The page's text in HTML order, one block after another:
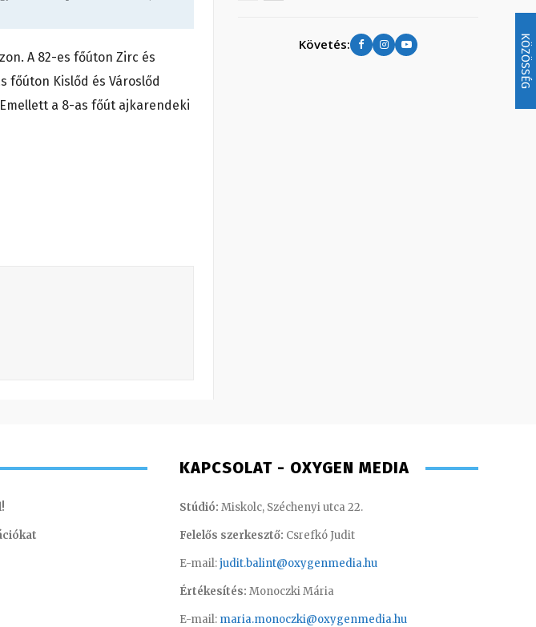
KÖZÖSSÉG
A 82-es főúton Zirc és
főúton Kislőd és Városlőd
a 8-as főút ajkarendeki
Követés:
KAPCSOLAT - OXYGEN MEDIA
Stúdió: Miskolc, Széchenyi utca 22.
Felelős szerkesztő: Csrefkó Judit
E-mail:judit.balint@oxygenmedia.hu
Értékesítés: Monoczki Mária
E-mail: maria.monoczki@oxygenmedia.hu